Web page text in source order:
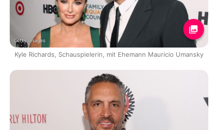
Getty Images
Kyle Richards, Schauspielerin, mit Ehemann Mauricio Umansky